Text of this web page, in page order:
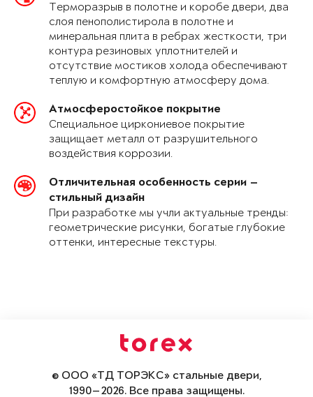
Терморазрыв в полотне и коробе двери, два
слоя пенополистирола в полотне и
минеральная плита в ребрах жесткости, три
контура резиновых уплотнителей и
отсутствие мостиков холода обеспечивают
теплую и комфортную атмосферу дома.
Атмосферостойкое покрытие
Специальное циркониевое покрытие
защищает металл от разрушительного
воздействия коррозии.
Отличительная особенность серии —
стильный дизайн
При разработке мы учли актуальные тренды:
геометрические рисунки, богатые глубокие
оттенки, интересные текстуры.
© ООО «ТД ТОРЭКС» стальные двери,
1990—2026. Все права защищены.